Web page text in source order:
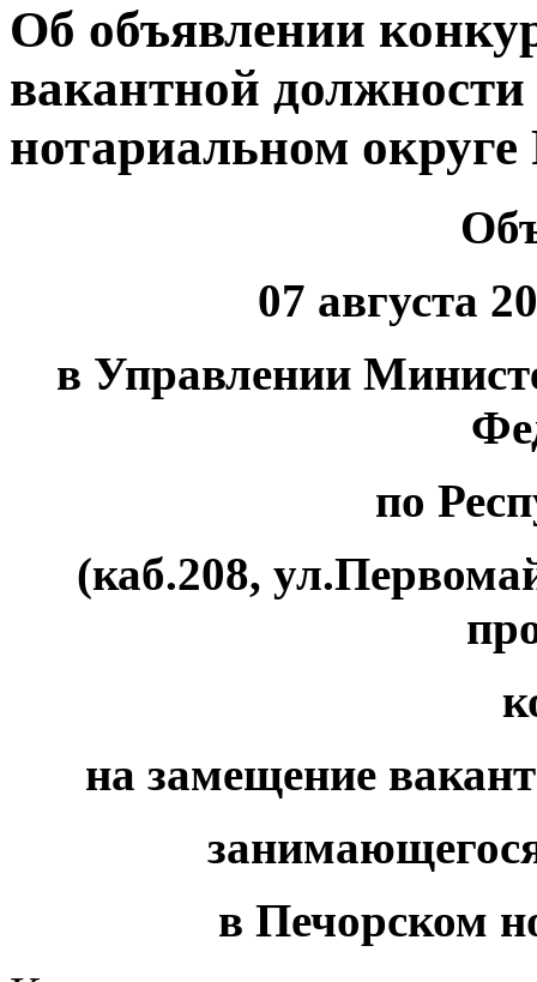
Об объявлении
вакантной
нотариальном
07 августа
в Управлении
по
(каб.208,
на замещение
в Печорском